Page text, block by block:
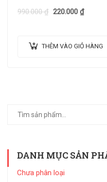
990.000₫ 220.000 ₫
THÊM VÀO GIỎ HÀNG
DANH MỤC SẢN
Chưa phân loại